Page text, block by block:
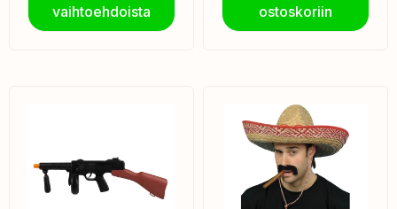
vaihtoehdoista
ostoskoriin